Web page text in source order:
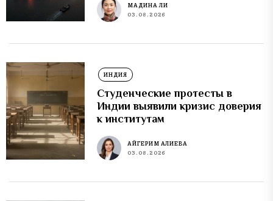
МАДИНА ЛИ
03.08.2026
ИНДИЯ
Студенческие протесты в
Индии выявили кризис доверия
к институтам
АЙГЕРИМ АЛИЕВА
03.08.2026